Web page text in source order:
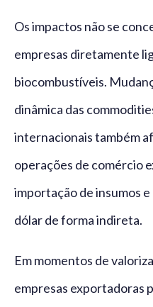
Os impactos não se
empresas diretamente
biocombustíveis.
dinâmica das
internacionais também
operações de comércio
importação de insumos
dólar de forma indireta.
Em momentos de
empresas exportadoras